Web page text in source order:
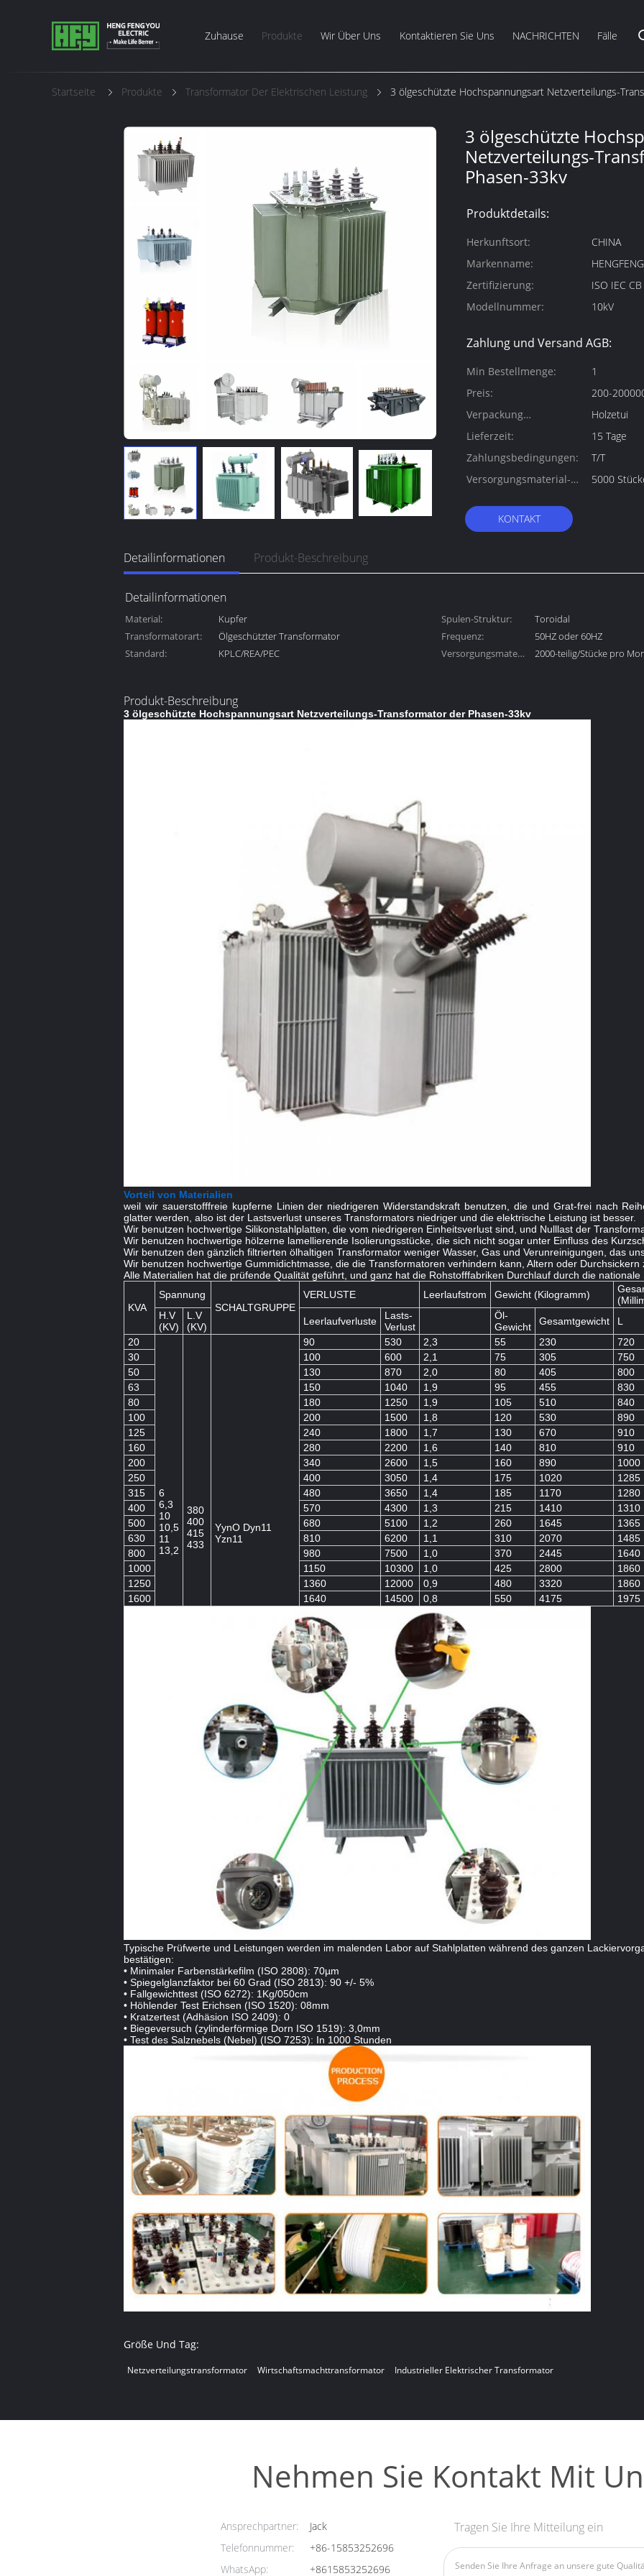
Zuhause Produkte Wir Über Uns Kontaktieren Sie Uns NACHRICHTEN Fälle
Startseite Produkte Transformator Der Elektrischen Leistung 3 ölgeschützte Hochspannungsart Netzverteilungs-
3 ölgeschützte
Netzverteilungs-
Phasen-33kv
Produktdetails:
Herkunftsort:
CHINA
Markenname:
Zertifizierung:
ISO IEC
Modellnummer:
10kV
Zahlung und Versand AGB:
Min Bestellmenge:
1
Preis:
200-
Verpackung
Informationen:
Holzetui
Lieferzeit:
15 Tage
Zahlungsbedingungen:
T/T
Versorgungsmaterial-
5000
KONTAKT
Detailinformationen Produkt-Beschreibung
Detailinformationen
Material: Kupfer Spulen-Struktur:
Toroidal
Transformatorart:
Ölgeschützter Transformator Frequenz:
50HZ oder 60HZ
Standard:
KPLC/REA/PEC
Versorgungsmaterial-
2000-teilig/Stücke pro
Produkt-Beschreibung
3 ölgeschützte Hochspannungsart Netzverteilungs-Transformator der Phasen-33kv
Vorteil von Materialien
weil wir sauerstofffreie kupferne Linien der niedrigeren Widerstandskraft benutzen, die und Grat-frei nach
glatter werden, also ist der Lastsverlust unseres Transformators niedriger und die elektrische Leistung ist besser.
Wir benutzen hochwertige Silikonstahlplatten, die vom niedrigeren Einheitsverlust sind, und Nulllast der
Wir benutzen hochwertige hölzerne lamellierende Isolierungsstücke, die sich nicht sogar unter Einfluss des
Wir benutzen den gänzlich filtrierten ölhaltigen Transformator weniger Wasser, Gas und Verunreinigungen, das
Wir benutzen hochwertige Gummidichtmasse, die die Transformatoren verhindern kann, Altern oder Durchsickern
Alle Materialien hat die prüfende Qualität geführt, und ganz hat die Rohstofffabriken Durchlauf durch die
KVA
Spannung
SCHALTGRUPPE
VERLUSTE Leerlaufstrom Gewicht (Kilogramm)
H.V
(KV)
L.V
(KV)
Leerlaufverluste
Lasts-
Verlust
Öl-
Gewicht
Gesamtgewicht
L
20
6
6,3
10
10,5
11
13,2
380
400
415
433
YynO Dyn11
Yzn11
90 530 2,3 55 230
720
30
100 600 2,1 75 305
750
50
130 870 2,0 80 405
800
63
150 1040 1,9 95 455
830
80
180 1250 1,9 105 510
840
100
200 1500 1,8 120 530
890
125
240 1800 1,7 130 670
910
160
280 2200 1,6 140 810
910
200
340 2600 1,5 160 890
1000
250
400 3050 1,4 175 1020
1285
315
480 3650 1,4 185 1170
1280
400
570 4300 1,3 215 1410
1310
500
680 5100 1,2 260 1645
1365
630
810 6200 1,1 310 2070
1485
800
980 7500 1,0 370 2445
1640
1000
1150 10300 1,0 425 2800
1860
1250
1360 12000 0,9 480 3320
1860
1600
1640 14500 0,8 550 4175 1975
Typische Prüfwerte und Leistungen werden im malenden Labor auf Stahlplatten während des ganzen
bestätigen:
• Minimaler Farbenstärkefilm (ISO 2808): 70µm
• Spiegelglanzfaktor bei 60 Grad (ISO 2813): 90 +/- 5%
• Fallgewichttest (ISO 6272): 1Kg/050cm
• Höhlender Test Erichsen (ISO 1520): 08mm
• Kratzertest (Adhäsion ISO 2409): 0
• Biegeversuch (zylinderförmige Dorn ISO 1519): 3,0mm
• Test des Salznebels (Nebel) (ISO 7253): In 1000 Stunden
Größe Und Tag:
Netzverteilungstransformator Wirtschaftsmachttransformator Industrieller Elektrischer Transformator
Nehmen Sie Kontakt Mit
Ansprechpartner:
Jack
Telefonnummer:
+86-15853252696
WhatsApp:
+8615853252696
Tragen Sie Ihre Mitteilung ein